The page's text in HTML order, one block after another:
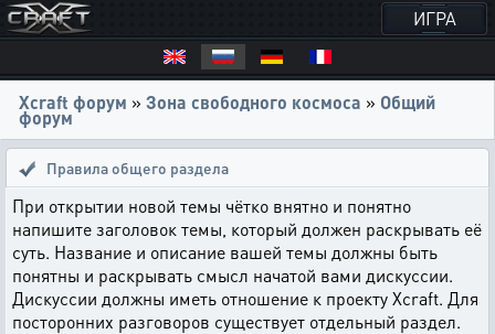
ИГРА
Xcraft форум » Зона свободного космоса » Общий
форум
Правила общего раздела
При открытии новой темы чётко внятно и понятно
напишите заголовок темы, который должен раскрывать её
суть. Название и описание вашей темы должны быть
понятны и раскрывать смысл начатой вами дискуссии.
Дискуссии должны иметь отношение к проекту Xcraft. Для
посторонних разговоров существует отдельный раздел.